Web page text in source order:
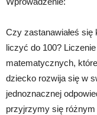
Czy zastanawiałeś się
liczyć do 100?
matematycznych,
dziecko rozwija się w
jednoznacznej
przyjrzymy się